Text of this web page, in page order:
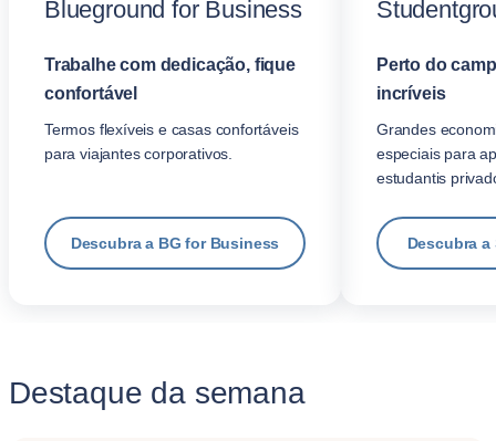
Blueground for Business
Trabalhe com dedicação, fique
confortável
Termos flexíveis e casas confortáveis
para viajantes corporativos.
Descubra a BG for Business
Perto do
incríveis
Grandes
especiais para
estudantis
Descubra
Destaque da semana